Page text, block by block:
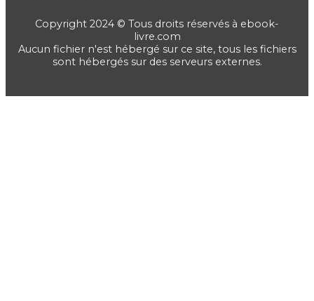
Copyright 2024 © Tous droits réservés à ebook-
livre.com
Aucun fichier n'est hébergé sur ce site, tous les fichiers
sont hébergés sur des serveurs externes.